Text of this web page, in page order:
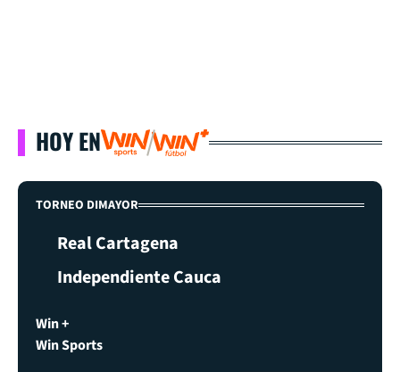
HOY EN
TORNEO DIMAYOR
Real Cartagena
Independiente Cauca
Win +
Win Sports